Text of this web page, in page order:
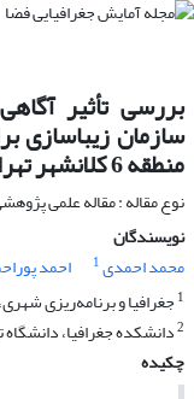
بررسی تأثیر
سازمان زیباسازی
منطقه 6 کلانشهر تهران
نوع مقاله : مقاله علمی
نویسندگان
محمد احمدی1 احمد
1 جغرافیا و برنامه‌ریزی
2دانشکده جغرافیا، دانشگاه
چکیده